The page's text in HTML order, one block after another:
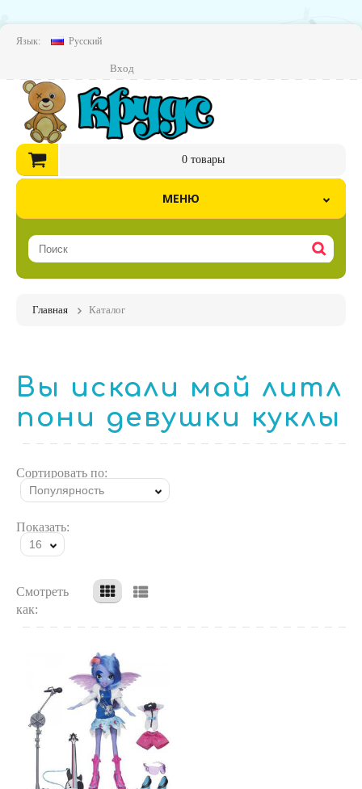
Язык: Русский
Вход
0товары
МЕНЮ
Главная Каталог
Вы искали май литл
пони девушки куклы
Сортировать по:
Популярность
Показать:
16
Смотреть
как: